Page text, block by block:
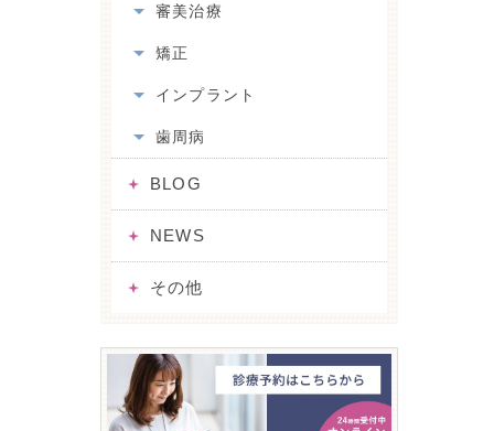
審美治療
矯正
インプラント
歯周病
BLOG
NEWS
その他